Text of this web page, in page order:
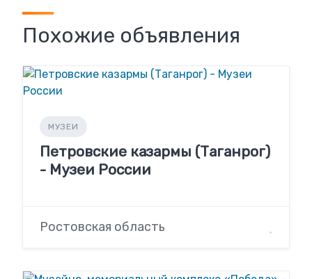
Похожие объявления
МУЗЕИ
Петровские казармы (Таганрог)
- Музеи России
Ростовская область